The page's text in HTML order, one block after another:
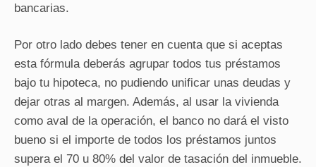
bancarias.
Por otro lado debes tener en cuenta que si aceptas
esta fórmula deberás agrupar todos tus préstamos
bajo tu hipoteca, no pudiendo unificar unas deudas y
dejar otras al margen. Además, al usar la vivienda
como aval de la operación, el banco no dará el visto
bueno si el importe de todos los préstamos juntos
supera el 70 u 80% del valor de tasación del inmueble.